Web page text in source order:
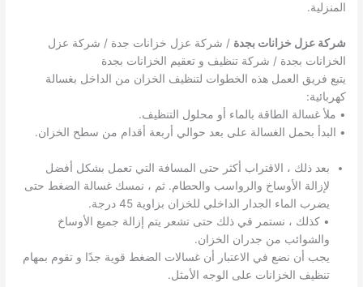
المنزلية.
شركة عزل خزانات بجدة / شركة عزل خزانات جدة / شركة عزل
الخزانات بجدة / شركة تنظيف و تعقيم الخزانات بجدة
يتبع فريق العمل هذه الخطوات لتنظيف الخزان من الداخل بغسالة
كهربائية:
• ملأ غسالة الطاقة بالماء أو محلول التنظيف.
• البدأ بحمل الغسالة على بعد حوالي أربعة أقدام من سطح الخزان.
بعد ذلك ، الاقتراب أكثر حتى المسافة التي تعمل بشكل أفضل
لإزالة الأوساخ والرواسب والحطام. ثم ، نمسك غسالة الضغط حتى
يضرب الماء الجدار الداخلي للخزان بزاوية 45 درجة.
• كذلك ، نستمر في ذلك حتى تشعر يتم إزالة جميع الأوساخ
والشوائب من جدران الخزان.
يجب أن نضع في الاعتبار أن غسالات الضغط قوية جدًا و تقوم بمهام
تنظيف الخزانات على الوجه الأمثل.